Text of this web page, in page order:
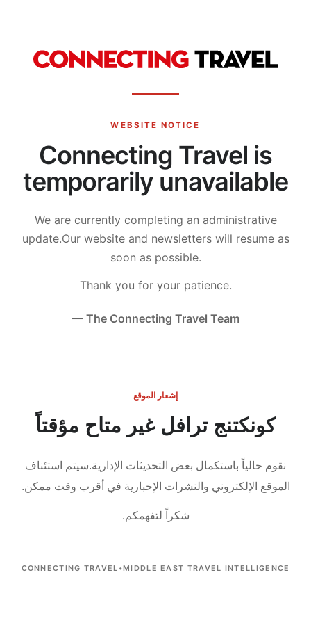
WEBSITE NOTICE
Connecting Travel is
temporarily unavailable
We are currently completing an administrative
update.Our website and newsletters will resume as
soon as possible.
Thank you for your patience.
— The Connecting Travel Team
إشعار الموقع
كونكتنج ترافل غير متاح مؤقتاً
نقوم حالياً باستكمال بعض التحديثات الإدارية.سيتم استئناف
الموقع الإلكتروني والنشرات الإخبارية في أقرب وقت ممكن.
شكراً لتفهمكم.
CONNECTING TRAVEL •MIDDLE EAST TRAVEL INTELLIGENCE